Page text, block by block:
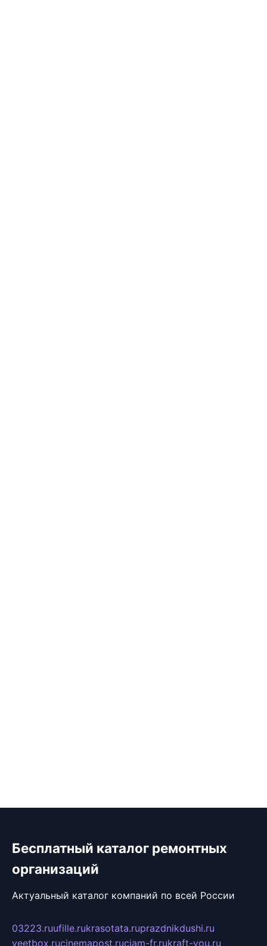
Бесплатный каталог ремонтных
организаций
Актуальный каталог компаний по всей России
03223.ruufille.rukrasotata.ruprazdnikdushi.ru
veetbox.rucinemapost.ruciam-fr.rukraft-you.ru